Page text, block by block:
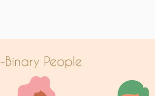
Produits Commencer